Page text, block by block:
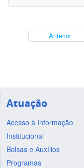
Anterior
Atuação
Acesso à Informação
Institucional
Bolsas e Auxílios
Programas